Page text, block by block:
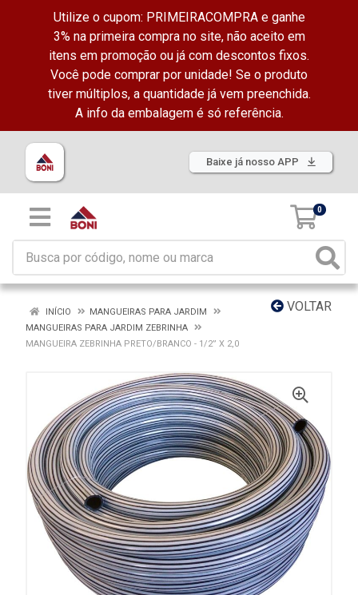
Utilize o cupom: PRIMEIRACOMPRA e ganhe
3% na primeira compra no site, não aceito em
itens em promoção ou já com descontos fixos.
Você pode comprar por unidade! Se o produto
tiver múltiplos, a quantidade já vem preenchida.
A info da embalagem é só referência.
Baixe já nosso APP
0
VOLTAR
INÍCIO
MANGUEIRAS PARA JARDIM
MANGUEIRAS PARA JARDIM ZEBRINHA
MANGUEIRA ZEBRINHA PRETO/BRANCO - 1/2” X 2,0